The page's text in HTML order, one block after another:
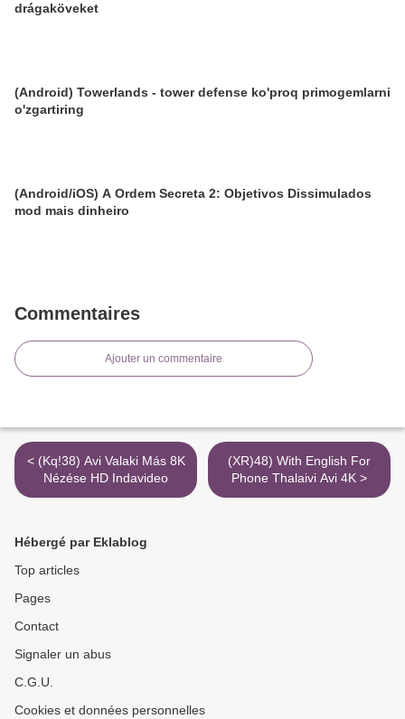
drágaköveket
(Android) Towerlands - tower defense ko'proq primogemlarni
o'zgartiring
(Android/iOS) A Ordem Secreta 2: Objetivos Dissimulados
mod mais dinheiro
Commentaires
Ajouter un commentaire
< (Kq!38) Avi Valaki Más 8K
Nézése HD Indavideo
(XR)48) With English For
Phone Thalaivi Avi 4K >
Hébergé par Eklablog
Top articles
Pages
Contact
Signaler un abus
C.G.U.
Cookies et données personnelles